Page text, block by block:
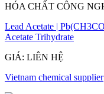
HÓA CHẤT CÔNG
Lead Acetate |
Acetate Trihydrate
GIÁ: LIÊN HỆ
Vietnam chemical supplier